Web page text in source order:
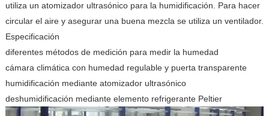
utiliza un atomizador ultrasónico para la humidificación. Para hacer
circular el aire y asegurar una buena mezcla se utiliza un ventilador.
Especificación
diferentes métodos de medición para medir la humedad
cámara climática con humedad regulable y puerta transparente
humidificación mediante atomizador ultrasónico
deshumidificación mediante elemento refrigerante Peltier